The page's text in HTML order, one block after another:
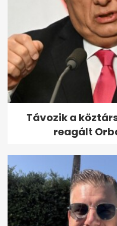
Távozik a
reagált